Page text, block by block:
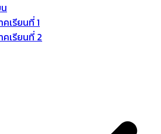
คเรียนที่ 1
คเรียนที่ 2